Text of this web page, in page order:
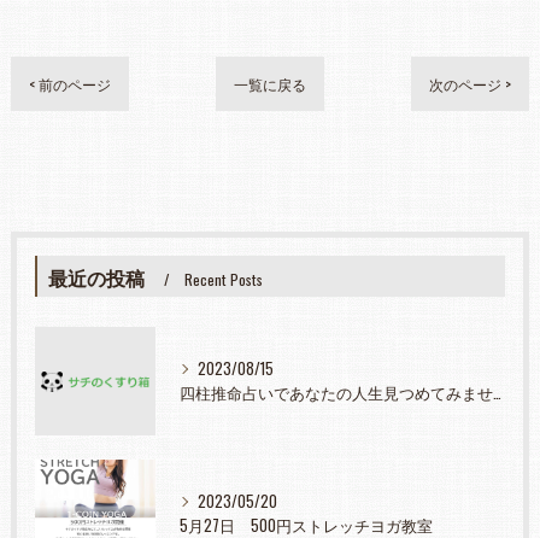
< 前のページ 一覧に戻る 次のページ >
最近の投稿 Recent Posts
2023/08/15
四柱推命占いであなたの人生見つめてみませんか？
2023/05/20
5月27日 500円ストレッチヨガ教室